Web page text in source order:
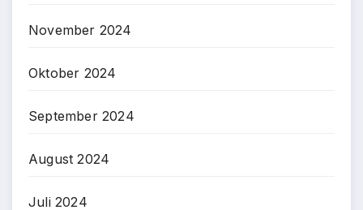
November 2024
Oktober 2024
September 2024
August 2024
Juli 2024